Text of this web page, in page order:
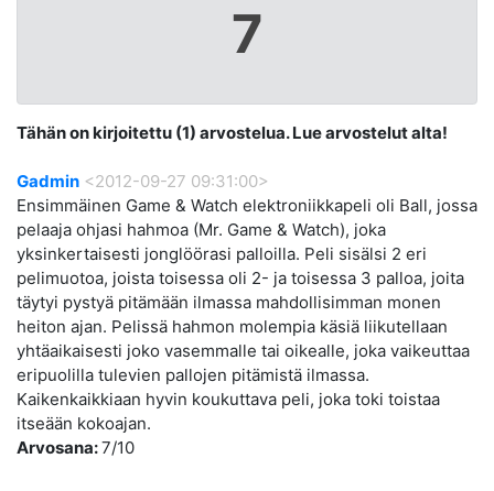
7
Tähän on kirjoitettu (1) arvostelua. Lue arvostelut alta!
Gadmin <2012-09-27 09:31:00>
Ensimmäinen Game & Watch elektroniikkapeli oli Ball, jossa
pelaaja ohjasi hahmoa (Mr. Game & Watch), joka
yksinkertaisesti jonglöörasi palloilla. Peli sisälsi 2 eri
pelimuotoa, joista toisessa oli 2- ja toisessa 3 palloa, joita
täytyi pystyä pitämään ilmassa mahdollisimman monen
heiton ajan. Pelissä hahmon molempia käsiä liikutellaan
yhtäaikaisesti joko vasemmalle tai oikealle, joka vaikeuttaa
eripuolilla tulevien pallojen pitämistä ilmassa.
Kaikenkaikkiaan hyvin koukuttava peli, joka toki toistaa
itseään kokoajan.
Arvosana:7/10